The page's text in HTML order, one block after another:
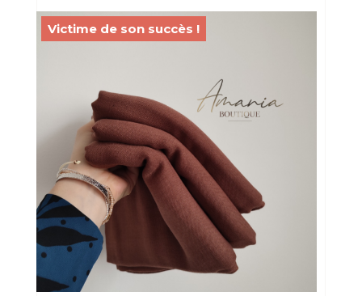
Victime de son succès !